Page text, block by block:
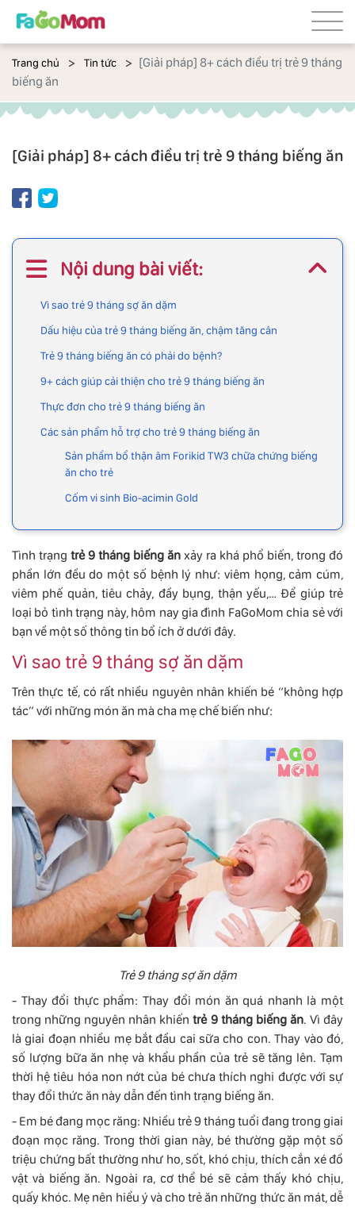
Trang chủ Tin tức
[Giải pháp] 8+ cách điều trị trẻ 9 tháng
biếng ăn
[Giải pháp] 8+ cách điều trị trẻ 9 tháng biếng ăn
Nội dung bài viết:
Vì sao trẻ 9 tháng sợ ăn dặm
Dấu hiệu của trẻ 9 tháng biếng ăn, chậm tăng cân
Trẻ 9 tháng biếng ăn có phải do bệnh?
9+ cách giúp cải thiện cho trẻ 9 tháng biếng ăn
Thực đơn cho trẻ 9 tháng biếng ăn
Các sản phẩm hỗ trợ cho trẻ 9 tháng biếng ăn
Sản phẩm bổ thận âm Forikid TW3 chữa chứng biếng
ăn cho trẻ
Cốm vi sinh Bio-acimin Gold
Tình trạng trẻ 9 tháng biếng ăn xảy ra khá phổ biến, trong đó
phần lớn đều do một số bệnh lý như: viêm họng, cảm cúm,
viêm phế quản, tiêu chảy, đầy bụng, thận yếu,… Để giúp trẻ
loại bỏ tình trạng này, hôm nay gia đình FaGoMom chia sẻ với
bạn về một số thông tin bổ ích ở dưới đây.
Vì sao trẻ 9 tháng sợ ăn dặm
Trên thực tế, có rất nhiều nguyên nhân khiến bé “không hợp
tác” với những món ăn mà cha mẹ chế biến như:
Trẻ 9 tháng sợ ăn dặm
- Thay đổi thực phẩm: Thay đổi món ăn quá nhanh là một
trong những nguyên nhân khiếntrẻ 9 tháng biếng ăn. Vì đây
là giai đoạn nhiều mẹ bắt đầu cai sữa cho con. Thay vào đó,
số lượng bữa ăn nhẹ và khẩu phần của trẻ sẽ tăng lên. Tạm
thời hệ tiêu hóa non nớt của bé chưa thích nghi được với sự
thay đổi thức ăn này dẫn đến tình trạng biếng ăn.
- Em bé đang mọc răng: Nhiều trẻ 9 tháng tuổi đang trong giai
đoạn mọc răng. Trong thời gian này, bé thường gặp một số
triệu chứng bất thường như ho, sốt, khó chịu, thích cắn xé đồ
vật và biếng ăn. Ngoài ra, cơ thể bé sẽ cảm thấy khó chịu,
quấy khóc. Mẹ nên hiểu ý và cho trẻ ăn những thức ăn mát, dễ